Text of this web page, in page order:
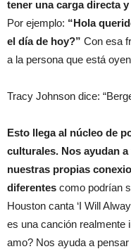
tener una carga directa
Por ejemplo: “Hola
el día de hoy?” Con esa
a la persona que está
Tracy Johnson dice:
Esto llega al núcleo de
culturales. Nos ayudan
nuestras propias
diferentes como podrían
Houston canta ‘I Will
es una canción realmente
amo? Nos ayuda a